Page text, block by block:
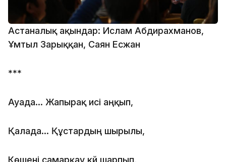
Астаналық ақындар: Ислам Абдирахманов,
Ұмтыл Зарыққан, Саян Есжан
***
Ауада... Жапырақ исі аңқып,
Қалада... Құстардың шырылы,